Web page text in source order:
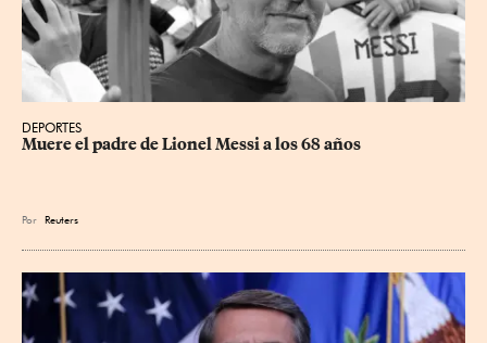
DEPORTES
Muere el padre de Lionel Messi a los 68 años
Por Reuters